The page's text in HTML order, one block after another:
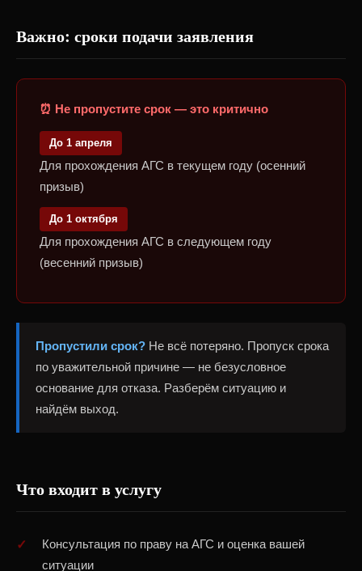
Важно: сроки подачи заявления
⏰ Не пропустите срок — это критично
До 1 апреля
Для прохождения АГС в текущем году (осенний
призыв)
До 1 октября
Для прохождения АГС в следующем году
(весенний призыв)
Пропустили срок? Не всё потеряно. Пропуск срока
по уважительной причине — не безусловное
основание для отказа. Разберём ситуацию и
найдём выход.
Что входит в услугу
Консультация по праву на АГС и оценка вашей
ситуации